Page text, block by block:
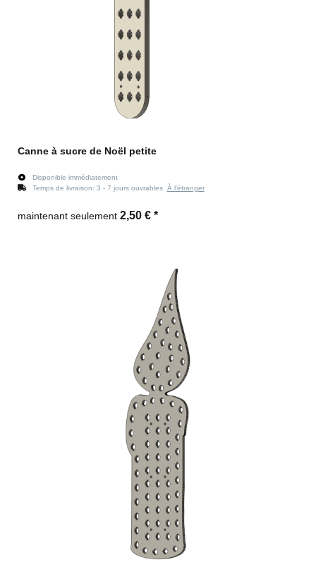
Canne à sucre de Noël petite
Disponible immédiatement
Temps de livraison: 3 - 7 jours ouvrables À l'étranger
maintenant seulement 2,50 € *